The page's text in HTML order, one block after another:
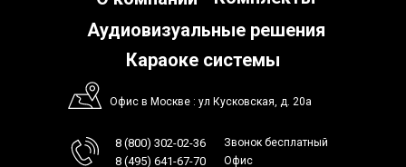
Аудиовизуальные решения
Офис в Москве : ул Кусковская, д. 20а
8 (800) 302-02-36 Звонок бесплатный
8 (495) 641-67-70 Офис
Караоке системы